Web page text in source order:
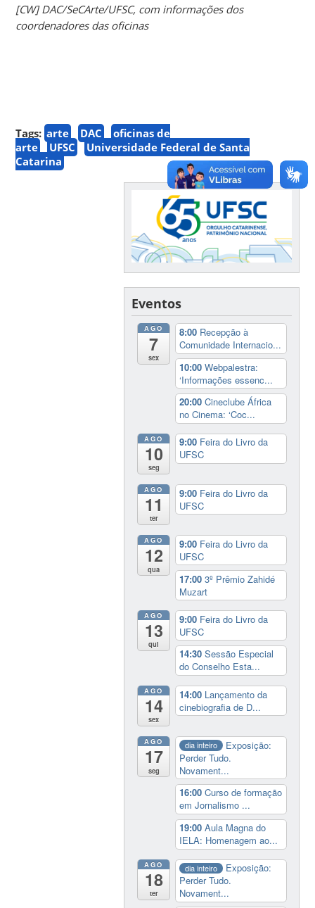
[CW] DAC/SeCArte/UFSC, com informações dos
coordenadores das oficinas
Tags: arte DAC
oficinas de
arte
UFSC
Universidade Federal de Santa
Catarina
Eventos
AGO
7
sex
8:00 Recepção à
Comunidade Internacio...
10:00Webpalestra:
‘Informações essenc...
20:00Cineclube África
no Cinema: ‘Coc...
AGO
10
seg
9:00 Feira do Livro da
UFSC
AGO
11
ter
9:00 Feira do Livro da
UFSC
AGO
12
qua
9:00 Feira do Livro da
UFSC
17:003º Prêmio Zahidé
Muzart
AGO
13
qui
9:00 Feira do Livro da
UFSC
14:30Sessão Especial
do Conselho Esta...
AGO
14
sex
14:00 Lançamento da
cinebiografia de D...
AGO
17
seg
dia inteiro
Exposição:
Perder Tudo.
Novament...
16:00Curso de formação
em Jornalismo ...
19:00Aula Magna do
IELA: Homenagem ao...
AGO
18
ter
dia inteiro
Exposição:
Perder Tudo.
Novament...